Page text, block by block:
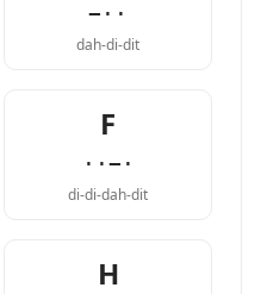
−··
dah-di-dit
F
··−·
di-di-dah-dit
H